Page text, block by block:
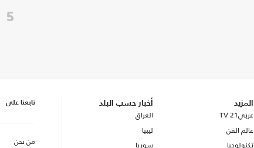
5
المزيد
عربي21 TV
عالم الفن
تكنولوجيا
أخبار حسب البلد
العراق
ليبيا
سوريا
تابعنا على
من نحن